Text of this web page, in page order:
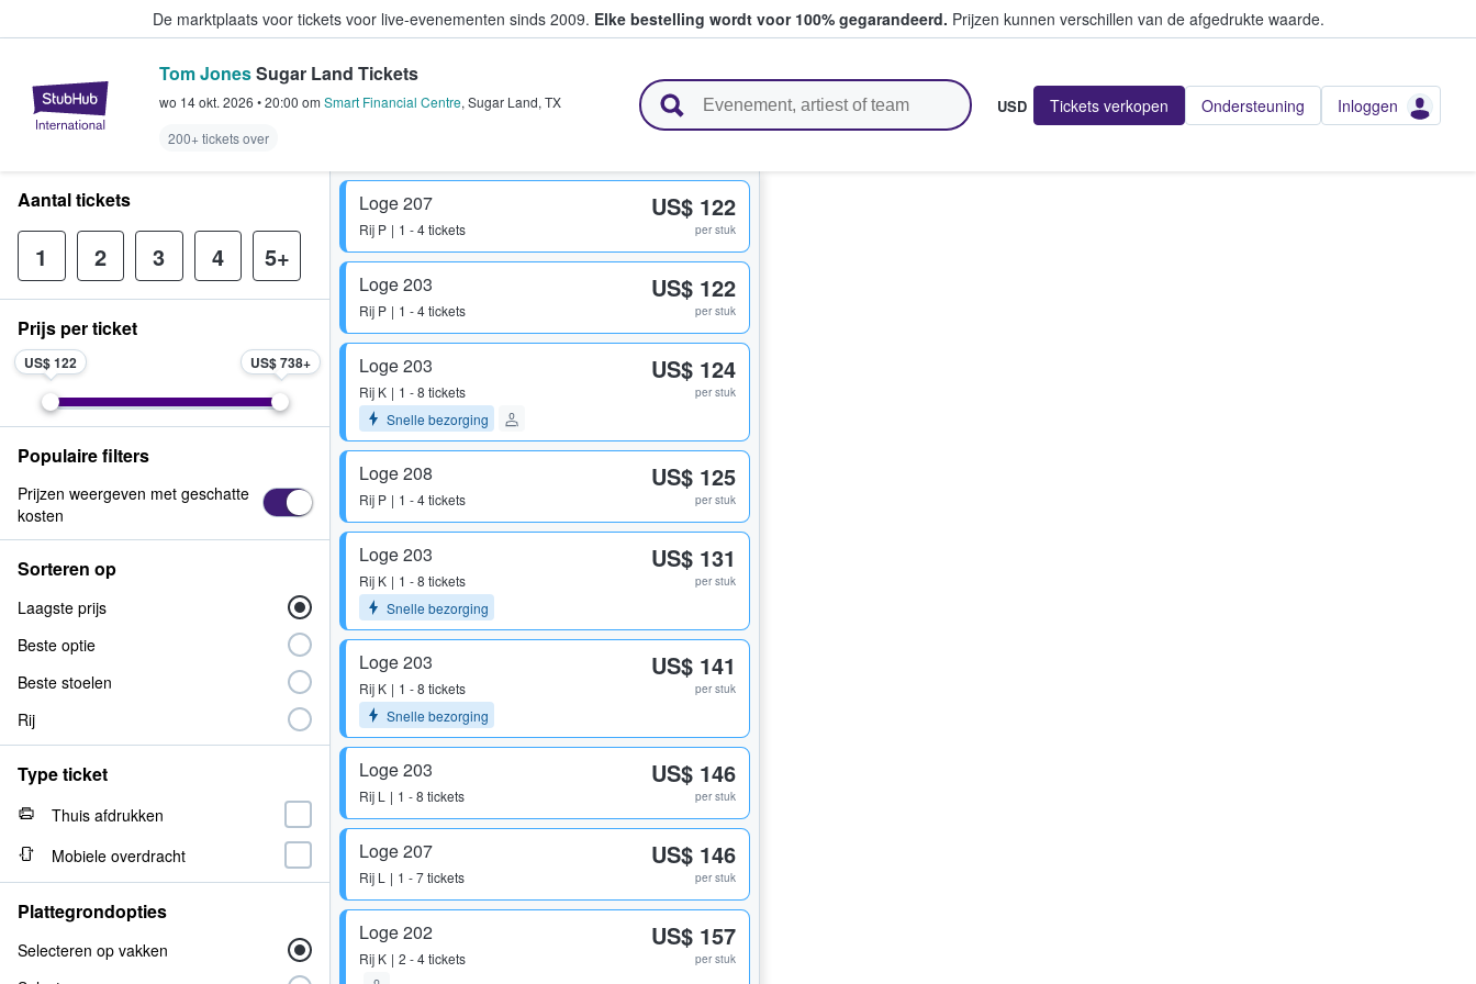
De marktplaats voor tickets voor live-evenementen sinds 2009. Elke bestelling wordt voor 100% gegarandeerd. Prijzen kunnen verschillen van de afgedrukte waarde.
StubHub: waar fans tickets kopen en verkopen
Tom JonesSugar Land Tickets
wo 14 okt. 2026 •20:00 om Smart Financial Centre, Sugar Land, TX
200+ tickets over
USD Tickets verkopen Ondersteuning Inloggen
Loge 207
Rij P 1 - 4 tickets
US$ 122
per stuk
Loge 203
Rij P 1 - 4 tickets
US$ 122
per stuk
Loge 203
Rij K
1 - 8 tickets
Snelle bezorging
US$ 124
per stuk
Loge 208
Rij P 1 - 4 tickets
US$ 125
per stuk
Loge 203
Rij K
1 - 8 tickets
Snelle bezorging
US$ 131
per stuk
Loge 203
Rij K
1 - 8 tickets
Snelle bezorging
US$ 141
per stuk
Loge 203
Rij L 1 - 8 tickets
US$ 146
per stuk
Loge 207
Rij L 1 - 7 tickets
US$ 146
per stuk
Loge 202
Rij K 2 - 4 tickets
US$ 157
per stuk
Aantal tickets
1 2 3 4 5+
Prijs per ticket
US$ 122 US$ 738
Populaire filters
Prijzen weergeven met geschatte
kosten
Sorteren op
Laagste prijs
Beste optie
Beste stoelen
Rij
Type ticket
Thuis afdrukken
Mobiele overdracht
Plattegrondopties
Selecteren op vakken